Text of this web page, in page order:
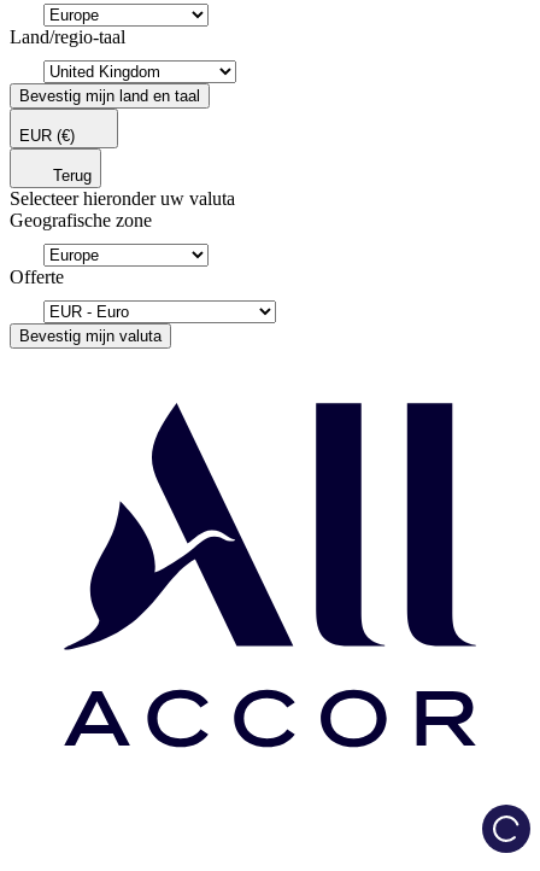
Land/regio-taal
Bevestig mijn land en taal
EUR (€)
Terug
Selecteer hieronder uw valuta
Geografische zone
Offerte
Bevestig mijn valuta